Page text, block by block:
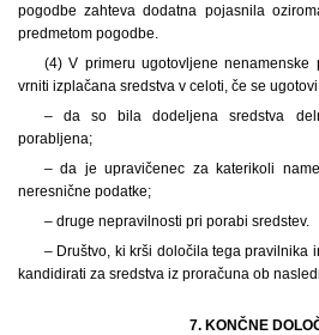
pogodbe zahteva dodatna pojasnila
predmetom pogodbe.
(4) V primeru ugotovljene nenamenske
vrniti izplačana sredstva v celoti, če se
– da so bila dodeljena sredstva
porabljena;
– da je upravičenec za katerikoli
neresnične podatke;
– druge nepravilnosti pri porabi sredstev.
– Društvo, ki krši določila tega pravilnika
kandidirati za sredstva iz proračuna ob
7. KONČNE